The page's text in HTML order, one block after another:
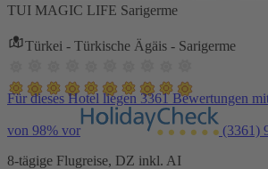
TUI MAGIC LIFE Sarigerme
Türkei - Türkische Ägäis - Sarigerme
Für dieses Hotel liegen 3361 Bewertungen
von 98% vor (3361)
8-tägige Flugreise, DZ inkl. AI